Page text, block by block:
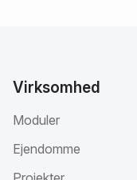
Virksomhed
Moduler
Ejendomme